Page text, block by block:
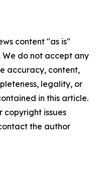
content "as is"
do not accept any
accuracy, content,
legality, or
in this article.
copyright issues
the author